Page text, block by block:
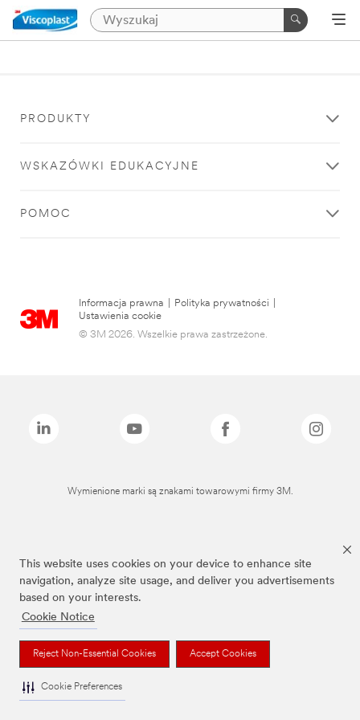
This website uses cookies on your device to enhance site
navigation, analyze site usage, and deliver you advertisements
based on your interests.
Cookie Notice
Reject Non-Essential Cookies Accept Cookies
Cookie Preferences
PRODUKTY
WSKAZÓWKI EDUKACYJNE
POMOC
Informacja prawna Polityka prywatności
Ustawienia cookie
© 3M 2026. Wszelkie prawa zastrzeżone.
Wymienione marki są znakami towarowymi firmy 3M.